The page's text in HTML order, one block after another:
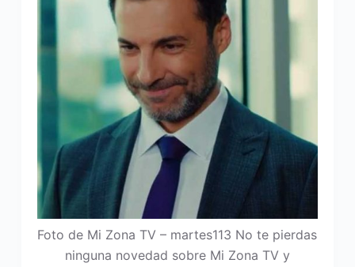
Foto de Mi Zona TV – martes113 No te pierdas
ninguna novedad sobre Mi Zona TV y